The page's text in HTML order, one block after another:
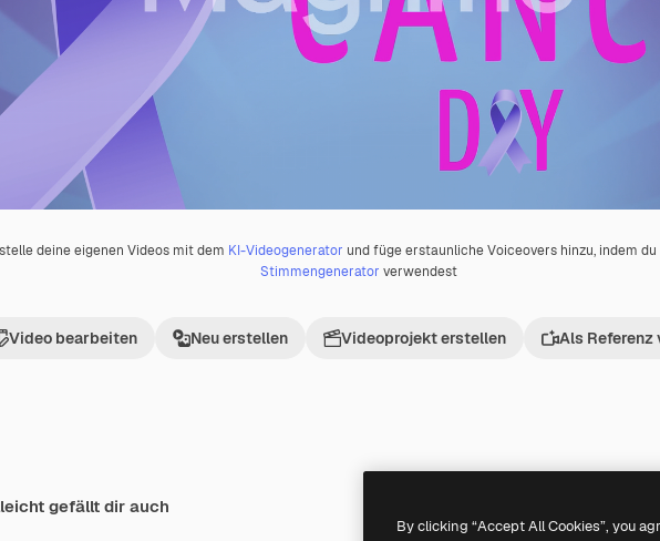
deine eigenen Videos mit dem KI-Videogenerator und füge erstaunliche Voiceovers hinzu, indem du
Stimmengenerator verwendest
Video bearbeiten Neu erstellen Videoprojekt erstellen Als Referenz
gefällt dir auch
Generiert von KI
By clicking “Accept All Cookies”, you